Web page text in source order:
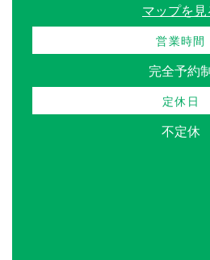
マップを見
営業時間
完全予約
定休日
不定休